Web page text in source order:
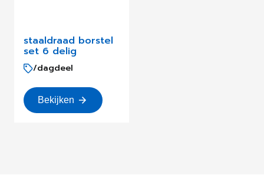
staaldraad borstel
set 6 delig
/dagdeel
Bekijken